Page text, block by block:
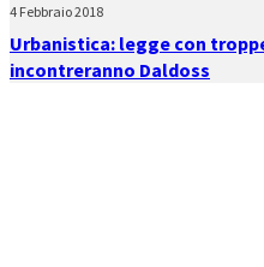
4 Febbraio 2018
Urbanistica: legge con
incontreranno Daldoss